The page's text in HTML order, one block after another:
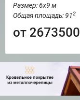
Размер: 6х9 м
Общая площадь: 912
от 2673500